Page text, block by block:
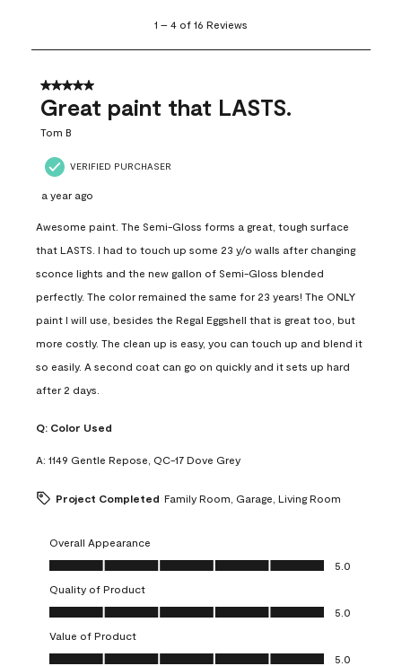
4
16
Reviews
1 – 4 of 16 Reviews
5 out of 5 stars.
Great paint that LASTS.
Tom B
VERIFIED PURCHASER
a year ago
Awesome paint. The Semi-Gloss forms a great, tough surface
that LASTS. I had to touch up some 23 y/o walls after changing
sconce lights and the new gallon of Semi-Gloss blended
perfectly. The color remained the same for 23 years! The ONLY
paint I will use, besides the Regal Eggshell that is great too, but
more costly. The clean up is easy, you can touch up and blend it
so easily. A second coat can go on quickly and it sets up hard
after 2 days.
Q: Color Used
A: 1149 Gentle Repose, QC-17 Dove Grey
Project Completed Family Room, Garage, Living Room
Overall Appearance
Overall Appearance, 5.0 out of 5
5.0
Quality of Product
Quality of Product, 5.0 out of 5
5.0
Value of Product
Value of Product, 5.0 out of 5
5.0